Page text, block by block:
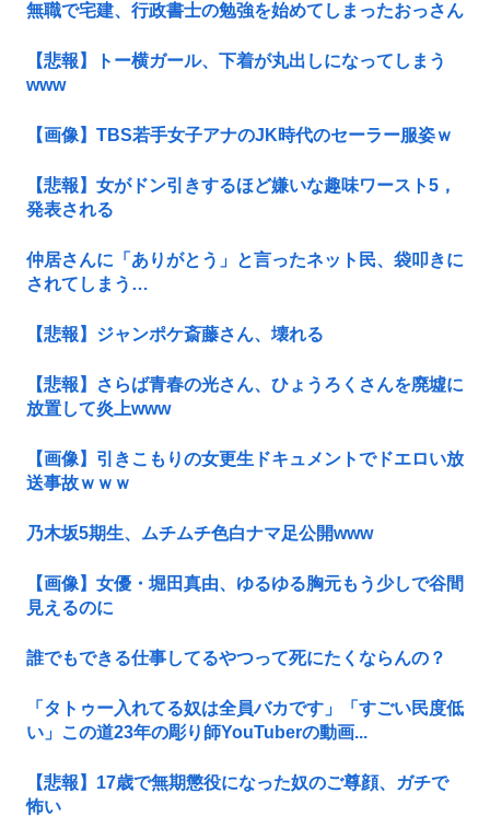
無職で宅建、行政書士の勉強を始めてしまったおっさん
【悲報】トー横ガール、下着が丸出しになってしまう
www
【画像】TBS若手女子アナのJK時代のセーラー服姿ｗ
【悲報】女がドン引きするほど嫌いな趣味ワースト5，
発表される
仲居さんに「ありがとう」と言ったネット民、袋叩きに
されてしまう…
【悲報】ジャンポケ斎藤さん、壊れる
【悲報】さらば青春の光さん、ひょうろくさんを廃墟に
放置して炎上www
【画像】引きこもりの女更生ドキュメントでドエロい放
送事故ｗｗｗ
乃木坂5期生、ムチムチ色白ナマ足公開www
【画像】女優・堀田真由、ゆるゆる胸元もう少しで谷間
見えるのに
誰でもできる仕事してるやつって死にたくならんの？
「タトゥー入れてる奴は全員バカです」「すごい民度低
い」この道23年の彫り師YouTuberの動画...
【悲報】17歳で無期懲役になった奴のご尊顔、ガチで
怖い